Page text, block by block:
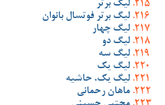
لیگ برتر
لیگ برتر فوتسال بانوان
لیگ چهار
لیگ دو
لیگ سه
لیگ یک
لیگ یک، حاشیه
ماهان رحمانی